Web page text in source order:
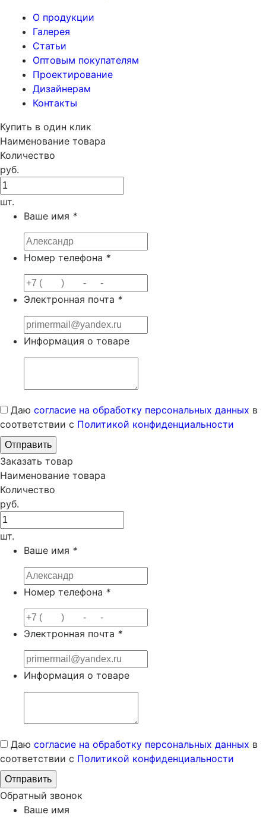
О продукции
Галерея
Статьи
Оптовым покупателям
Проектирование
Дизайнерам
Контакты
Купить в один клик
Наименование товара
Количество
руб.
шт.
Ваше имя *
Номер телефона *
Электронная почта *
Информация о товаре
Даю согласие на обработку персональных данных в
соответствии с Политикой конфиденциальности
Заказать товар
Наименование товара
Количество
руб.
шт.
Ваше имя *
Номер телефона *
Электронная почта *
Информация о товаре
Даю согласие на обработку персональных данных в
соответствии с Политикой конфиденциальности
Обратный звонок
Ваше имя